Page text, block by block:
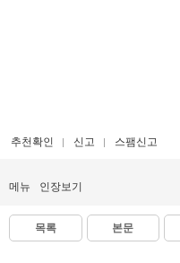
추천확인 신고 스팸신고
메뉴 인장보기
목록 본문